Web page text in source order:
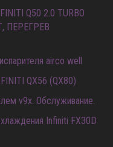
Q50 2.0 TURBO
ПЕРЕГРЕВ
airco well
QX56 (QX80)
v9x. Обслуживание.
Infiniti FX30D